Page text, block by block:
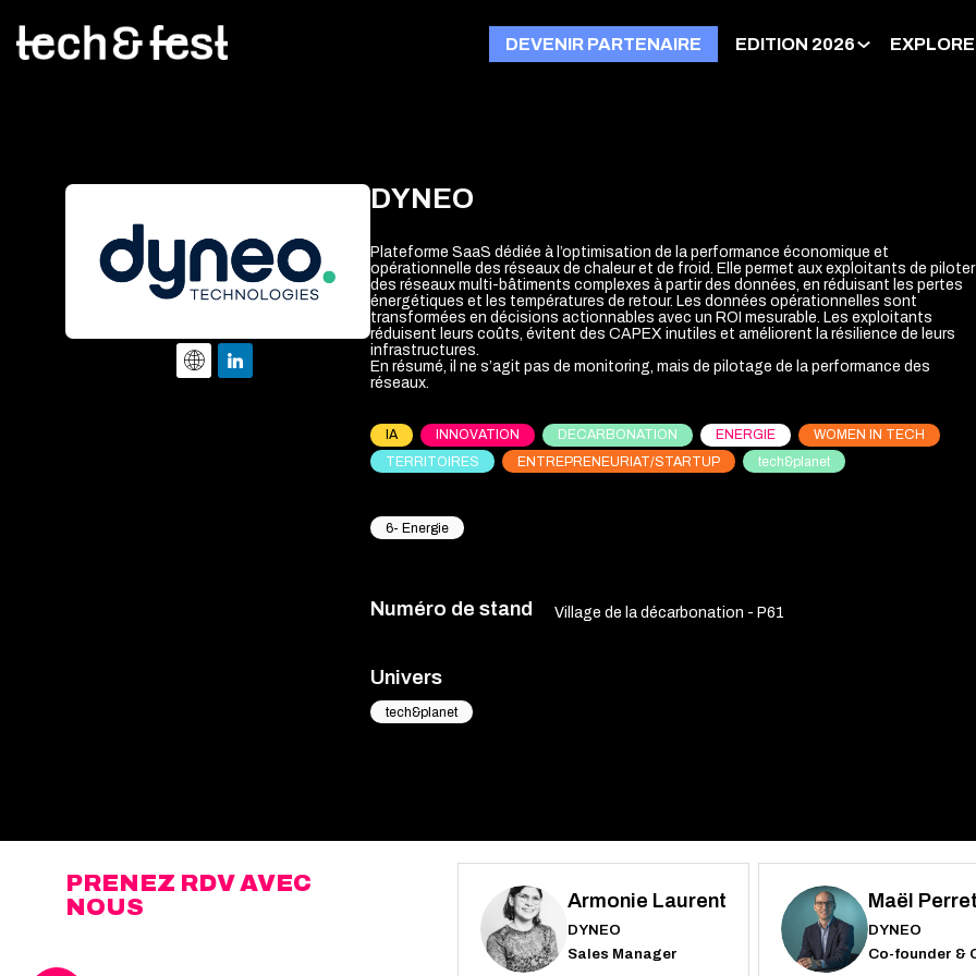
DEVENIR PARTENAIRE EDITION 2026
DYNEO
Plateforme SaaS dédiée à l’optimisation de la performance économique et
opérationnelle des réseaux de chaleur et de froid. Elle permet aux exploitants de piloter
des réseaux multi-bâtiments complexes à partir des données, en réduisant les pertes
énergétiques et les températures de retour. Les données opérationnelles sont
transformées en décisions actionnables avec un ROI mesurable. Les exploitants
réduisent leurs coûts, évitent des CAPEX inutiles et améliorent la résilience de leurs
infrastructures.
En résumé, il ne s’agit pas de monitoring, mais de pilotage de la performance des
réseaux.
IA INNOVATION DECARBONATION ENERGIE
WOMEN IN TECH
TERRITOIRES
ENTREPRENEURIAT/STARTUP tech&planet
6- Energie
Numéro de stand Village de la décarbonation - P61
Univers
tech&planet
PRENEZ RDV AVEC
NOUS
AL
Armonie Laurent
DYNEO
Sales Manager
MP
Maël Perret
DYNEO
Co-founder &